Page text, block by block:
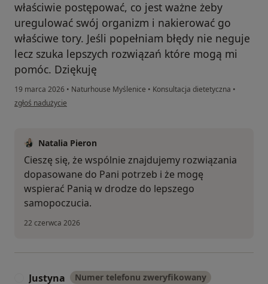
właściwie postępować, co jest ważne żeby
uregulować swój organizm i nakierować go
właściwe tory. Jeśli popełniam błędy nie neguje
lecz szuka lepszych rozwiązań które mogą mi
pomóc. Dziękuję
19 marca 2026 • Naturhouse Myślenice • Konsultacja dietetyczna •
w opinii użytkownika Elżbieta
zgłoś nadużycie
Natalia Pieron
Cieszę się, że wspólnie znajdujemy rozwiązania
dopasowane do Pani potrzeb i że mogę
wspierać Panią w drodze do lepszego
samopoczucia.
22 czerwca 2026
Justyna Numer telefonu zweryfikowany